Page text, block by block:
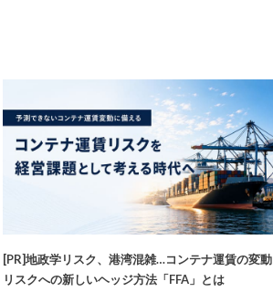
[PR]地政学リスク、港湾混雑…コンテナ運賃の変動
リスクへの新しいヘッジ方法「FFA」とは